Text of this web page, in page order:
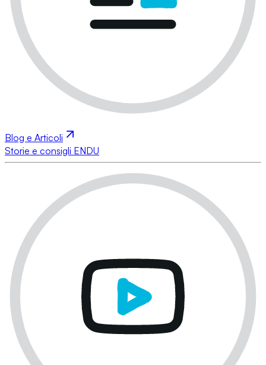
Blog e Articoli
Storie e consigli ENDU